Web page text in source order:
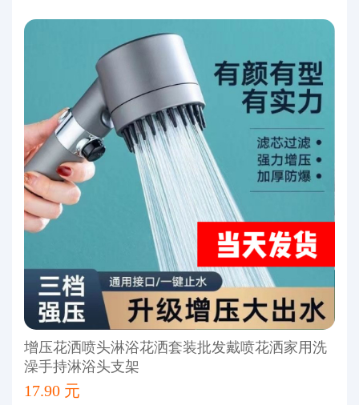
增压花洒喷头淋浴花洒套装批发戴喷花洒家用洗
澡手持淋浴头支架
17.90 元